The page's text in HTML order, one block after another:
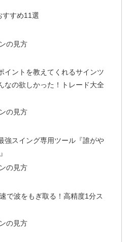
すすめ11選
の見方
イントを教えてくれるサインツ
なの欲しかった！トレード大全
の見方
強スイング専用ツール『誰がや
の見方
で波をもぎ取る！高精度1分ス
の見方